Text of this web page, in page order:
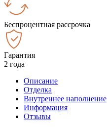
Беспроцентная рассрочка
Гарантия
2 года
Описание
Отделка
Внутреннее наполнение
Информация
Отзывы